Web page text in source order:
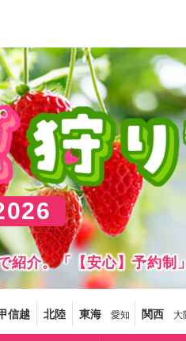
介。「【安心】予約制
信越 北陸 東海 愛知 関西 大